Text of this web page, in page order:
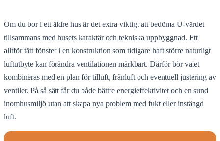
Om du bor i ett äldre hus är det extra viktigt att bedöma U-värdet
tillsammans med husets karaktär och tekniska uppbyggnad. Ett
alltför tätt fönster i en konstruktion som tidigare haft större naturligt
luftutbyte kan förändra ventilationen märkbart. Därför bör valet
kombineras med en plan för tilluft, frånluft och eventuell justering av
ventiler. På så sätt får du både bättre energieffektivitet och en sund
inomhusmiljö utan att skapa nya problem med fukt eller instängd
luft.